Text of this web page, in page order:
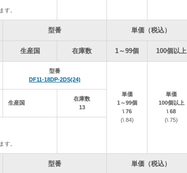
を更新しました。
を更新しました。
を更新しました。
更新しました。
す。
型番
単価（税込）
生産国 在庫数 1～99個 100個以上
型番
DF11-18DP-2DS(24)
単価
1～99個
\ 76
(\ 84)
単価
100個以上
\ 68
(\ 75)
生産国
在庫数
13
す。
型番
単価（税込）